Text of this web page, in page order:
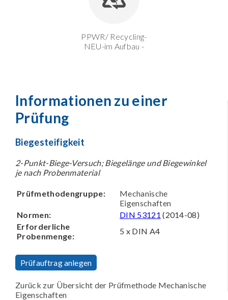
PPWR/ Recycling-
NEU-im Aufbau -
Informationen zu einer
Prüfung
Biegesteifigkeit
2-Punkt-Biege-Versuch; Biegelänge und Biegewinkel
je nach Probenmaterial
Prüfmethodengruppe:
Mechanische
Eigenschaften
Normen:
DIN 53121 (2014-08)
Erforderliche
Probenmenge:
5 x DIN A4
Prüfauftrag anlegen
Zurück zur Übersicht der Prüfmethode Mechanische
Eigenschaften